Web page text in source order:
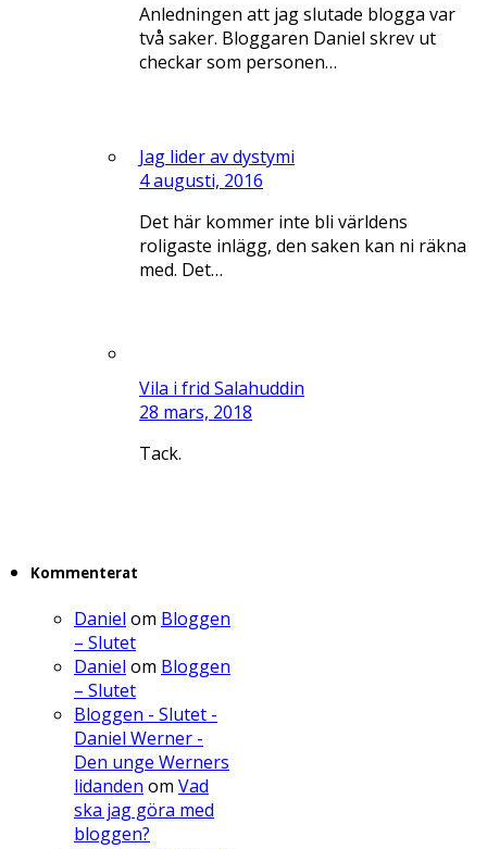
Anledningen att jag slutade blogga var
två saker. Bloggaren Daniel skrev ut
checkar som personen…
Jag lider av dystymi
4 augusti, 2016
Det här kommer inte bli världens
roligaste inlägg, den saken kan ni räkna
med. Det…
Vila i frid Salahuddin
28 mars, 2018
Tack.
Kommenterat
Daniel om Bloggen
– Slutet
Daniel om Bloggen
– Slutet
Bloggen - Slutet -
Daniel Werner -
Den unge Werners
lidanden om Vad
ska jag göra med
bloggen?